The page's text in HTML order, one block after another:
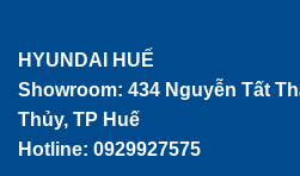
HYUNDAI HUẾ
Showroom: 434 Nguyễn Tất
Thủy, TP Huế
Hotline: 0929927575